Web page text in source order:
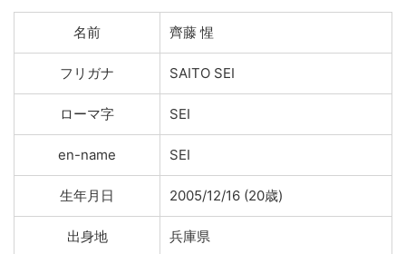
名前 齊藤 惺
フリガナ SAITO SEI
ローマ字 SEI
en-name SEI
生年月日 2005/12/16 (20歳)
出身地 兵庫県